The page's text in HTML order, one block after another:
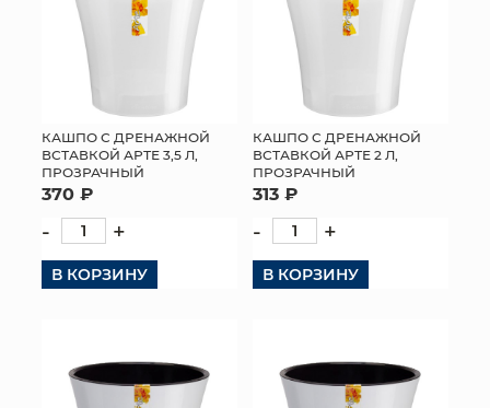
ИСКУССТВЕННЫЕ ЦВЕТЫ
ПАКЕТЫ И СУМКИ
ПОДАРОЧНЫЕ КАРТЫ
ТОРГОВЫЙ ЦЕНТР
КАШПО С ДРЕНАЖНОЙ
ВСТАВКОЙ АРТЕ 3,5 Л,
ПРОЗРАЧНЫЙ
370 ₽
- +
В КОРЗИНУ
КАШПО С ДРЕНАЖНОЙ
ВСТАВКОЙ АРТЕ 2 Л,
ПРОЗРАЧНЫЙ
313 ₽
- +
В КОРЗИНУ